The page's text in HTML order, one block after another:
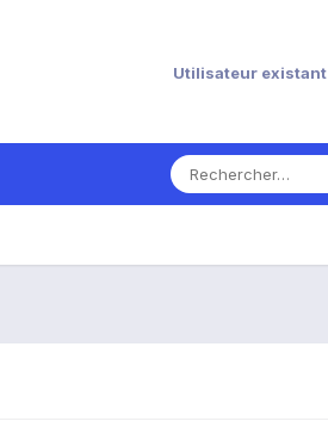
Utilisateur existant